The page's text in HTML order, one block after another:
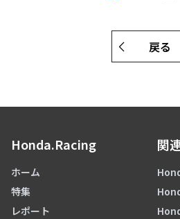
戻る
Honda.Racing
ホーム
特集
レポート
関